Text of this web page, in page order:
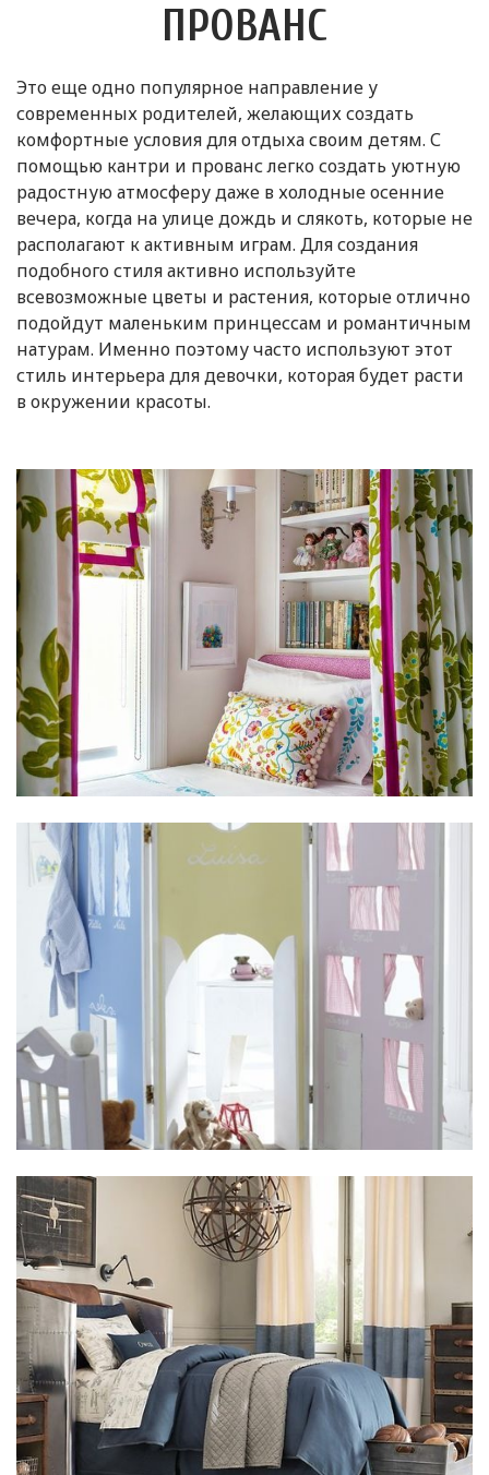
ПРОВАНС
Это еще одно популярное направление у
современных родителей, желающих создать
комфортные условия для отдыха своим детям. С
помощью кантри и прованс легко создать уютную
радостную атмосферу даже в холодные осенние
вечера, когда на улице дождь и слякоть, которые не
располагают к активным играм. Для создания
подобного стиля активно используйте
всевозможные цветы и растения, которые отлично
подойдут маленьким принцессам и романтичным
натурам. Именно поэтому часто используют этот
стиль интерьера для девочки, которая будет расти
в окружении красоты.